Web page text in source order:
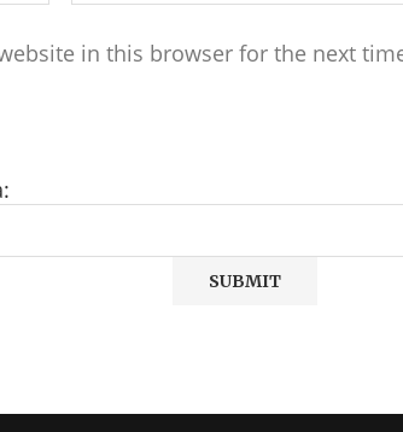
in this browser for the next